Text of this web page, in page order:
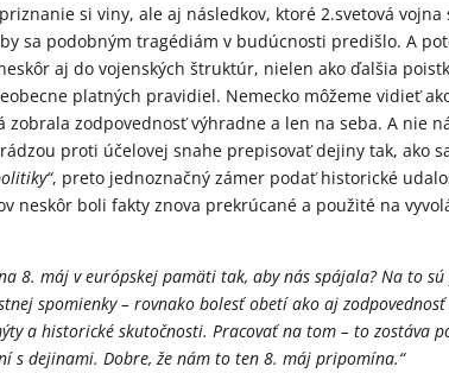
si viny, ale aj následkov, ktoré 2.svetová vojna
sa podobným tragédiám v budúcnosti predišlo. A
aj do vojenských štruktúr, nielen ako ďalšia
platných pravidiel. Nemecko môžeme vidieť
zodpovednosť výhradne a len na seba. A nie
proti účelovej snahe prepisovať dejiny tak, ako
, preto jednoznačný zámer podať historické
neskôr boli fakty znova prekrúcané a použité na
8. máj v európskej pamäti tak, aby nás spájala? Na to sú
spomienky – rovnako bolesť obetí ako aj zodpovednosť
a historické skutočnosti. Pracovať na tom – to zostáva
s dejinami. Dobre, že nám to ten 8. máj pripomína.“